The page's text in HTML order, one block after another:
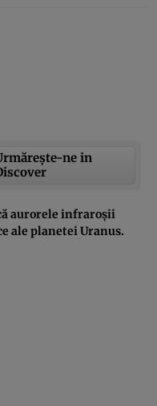
ne in
aurorele infraroșii
ale planetei Uranus.